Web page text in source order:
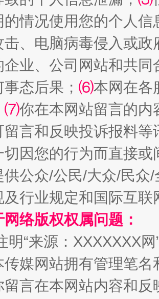
大球赛在茂县开幕
的情况使用您的个人
击、电脑病毒侵入或
企业、公司网站和共
态后果； ⑹本网在各
⑺你在本网站留言的内
留言和反映投诉报料
切因您的行为而直接
供公众/公民/大众/民
及行业规定和国际互
络版权权属问题：
明“来源：XXXXXXX
传媒网站拥有管理笔
留言在本网站内容和